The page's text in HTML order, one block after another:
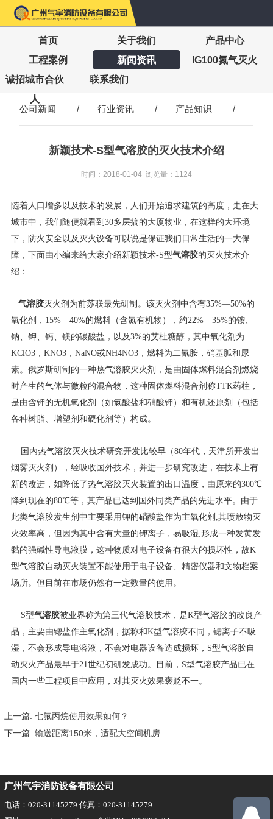
首页 关于我们
产品中心
工程案例
新闻资讯
IG100氮气灭火
诚招城市合伙
人
联系我们
公司新闻 / 行业资讯 / 产品知识 /
新颖技术-S型气溶胶的灭火技术介绍
时间：2018-01-04 浏览量：1124
随着人口增多以及技术的发展，人们开始追求建筑的高度，走在大
城市中，我们随便就看到30多层搞的大厦物业，在这样的大环境
下，防火安全以及灭火设备可以说是保证我们日常生活的一大保
障，下面由小编来给大家介绍新颖技术-S型气溶胶的灭火技术介
绍：
气溶胶灭火剂为前苏联最先研制。该灭火剂中含有35%—50%的
氧化剂，15%—40%的燃料（含氮有机物），约22%—35%的铵、
钠、钾、钙、镁的碳酸盐，以及3%的艾杜糖醇，其中氧化剂为
KClO3，KNO3，NaNO或NH4NO3，燃料为二氰胺，硝基胍和尿
素。俄罗斯研制的一种热气溶胶灭火剂，是由固体燃料混合剂燃烧
时产生的气体与微粒的混合物，这种固体燃料混合剂称TTK药柱，
是由含钾的无机氧化剂（如氯酸盐和硝酸钾）和有机还原剂（包括
各种树脂、增塑剂和硬化剂等）构成。
国内热气溶胶灭火技术研究开发比较早（80年代，天津所开发出
烟雾灭火剂），经吸收国外技术，并进一步研究改进，在技术上有
新的改进，如降低了热气溶胶灭火装置的出口温度，由原来的300℃
降到现在的80℃等，其产品已达到国外同类产品的先进水平。由于
此类气溶胶发生剂中主要采用钾的硝酸盐作为主氧化剂,其喷放物灭
火效率高，但因为其中含有大量的钾离子，易吸湿,形成一种发黄发
黏的强碱性导电液膜，这种物质对电子设备有很大的损坏性，故K
型气溶胶自动灭火装置不能使用于电子设备、精密仪器和文物档案
场所。但目前在市场仍然有一定数量的使用。
S型气溶胶被业界称为第三代气溶胶技术，是K型气溶胶的改良产
品，主要由锶盐作主氧化剂，据称和K型气溶胶不同，锶离子不吸
湿，不会形成导电溶液，不会对电器设备造成损坏，S型气溶胶自
动灭火产品最早于21世纪初研发成功。目前，S型气溶胶产品已在
国内一些工程项目中应用，对其灭火效果褒贬不一。
上一篇: 七氟丙烷使用效果如何？
下一篇: 输送距离150米，适配大空间机房
广州气宇消防设备有限公司
电话：020-31145279 传真：020-31145279